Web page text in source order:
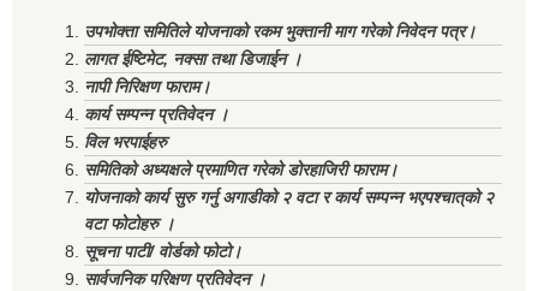
उपभोक्ता समितिले योजनाको रकम भुक्तानी माग गरेको निवेदन पत्र।
लागत ईष्टिमेट, नक्सा तथा डिजाईन ।
नापी निरिक्षण फाराम।
कार्य सम्पन्न प्रतिवेदन ।
विल भरपाईहरु
समितिको अध्यक्षले प्रमाणित गरेको डोरहाजिरी फाराम।
योजनाको कार्य सुरु गर्नु अगाडीको २ वटा र कार्य सम्पन्न भएपश्चात्‌को २
वटा फोटोहरु ।
सूचना पाटी/ वोर्डको फोटो।
सार्वजनिक परिक्षण प्रतिवेदन ।